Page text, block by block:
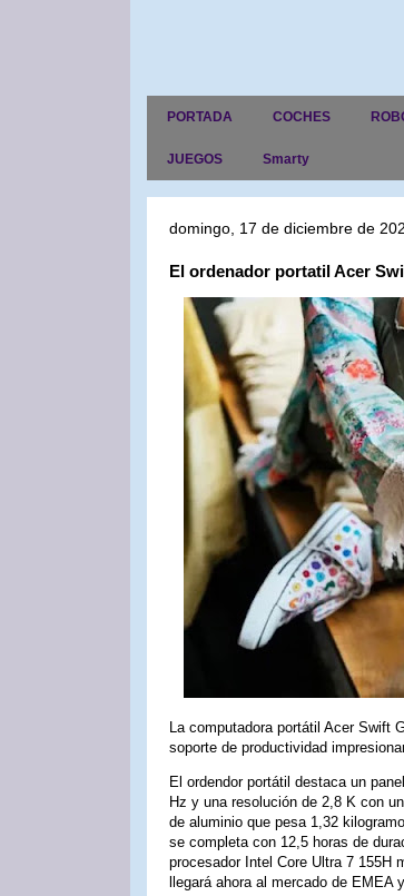
PORTADA COCHES
JUEGOS Smarty
domingo, 17 de diciembre de
El ordenador portatil Acer
La computadora portátil Acer Swift
soporte de productividad
El ordendor portátil destaca un
Hz y una resolución de 2,8 K con
de aluminio que pesa 1,32
se completa con 12,5 horas de
procesador Intel Core Ultra 7 155H
llegará ahora al mercado de